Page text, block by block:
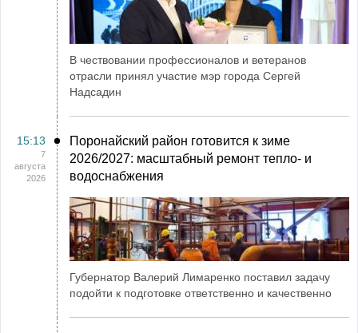
В чествовании профессионалов и ветеранов
отрасли принял участие мэр города Сергей
Надсадин
15:13
7
августа
2026
Поронайский район готовится к зиме
2026/2027: масштабный ремонт тепло- и
водоснабжения
Губернатор Валерий Лимаренко поставил задачу
подойти к подготовке ответственно и качественно